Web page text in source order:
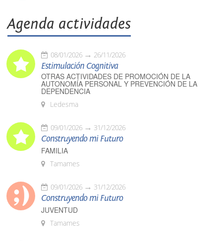
Agenda actividades
08/01/2026 26/11/2026
Estimulación Cognitiva
OTRAS ACTIVIDADES DE PROMOCIÓN DE LA
AUTONOMÍA PERSONAL Y PREVENCIÓN DE LA
DEPENDENCIA
Ledesma
09/01/2026 31/12/2026
Construyendo mi Futuro
FAMILIA
Tamames
09/01/2026 31/12/2026
Construyendo mi Futuro
JUVENTUD
Tamames